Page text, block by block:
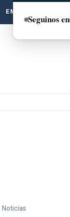
EMPRENDE VERDE
Noticias
Seguinos en